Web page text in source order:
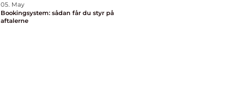
05. May
Bookingsystem: sådan får du styr på
aftalerne